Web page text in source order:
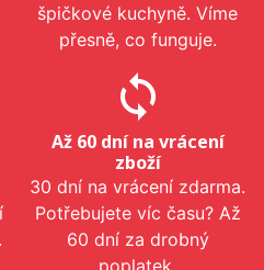
špičkové kuchyně. Víme
přesně, co funguje.
sync
Až 60 dní na vrácení
zboží
30 dní na vrácení zdarma.
Potřebujete víc času? Až
60 dní za drobný